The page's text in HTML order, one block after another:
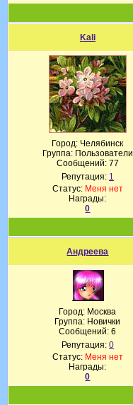
Kali
Город: Челябинск
Группа: Пользователи
Сообщений: 77
Репутация: 1
Статус: Меня нет
Награды:
0
Андреева
Город: Москва
Группа: Новички
Сообщений:6
Репутация: 0
Статус: Меня нет
Награды:
0